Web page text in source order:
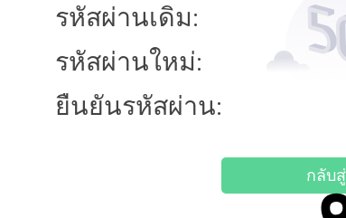
รหัสผ่านเดิม:
รหัสผ่านใหม่:
ยืนยันรหัสผ่าน:
กลับ